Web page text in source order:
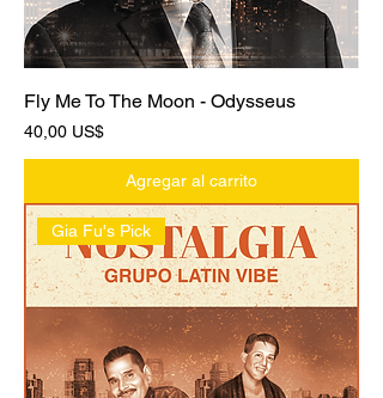
Fly Me To The Moon - Odysseus
Precio
40,00 US$
Agregar al carrito
Gia Fu's Pick